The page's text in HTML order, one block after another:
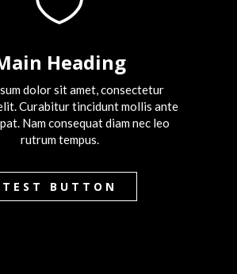
Heading
dolor sit amet, consectetur
Curabitur tincidunt mollis ante
Nam consequat diam nec leo
rutrum tempus.
TEST BUTTON